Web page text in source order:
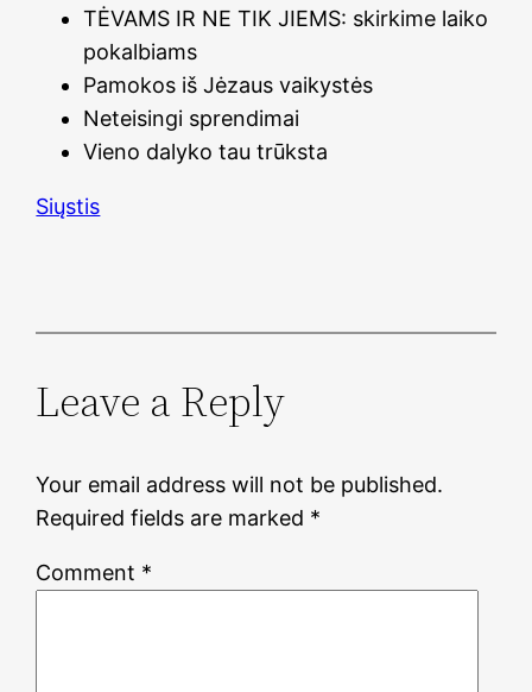
TĖVAMS IR NE TIK JIEMS: skirkime laiko
pokalbiams
Pamokos iš Jėzaus vaikystės
Neteisingi sprendimai
Vieno dalyko tau trūksta
Siųstis
Leave a Reply
Your email address will not be published.
Required fields are marked *
Comment *